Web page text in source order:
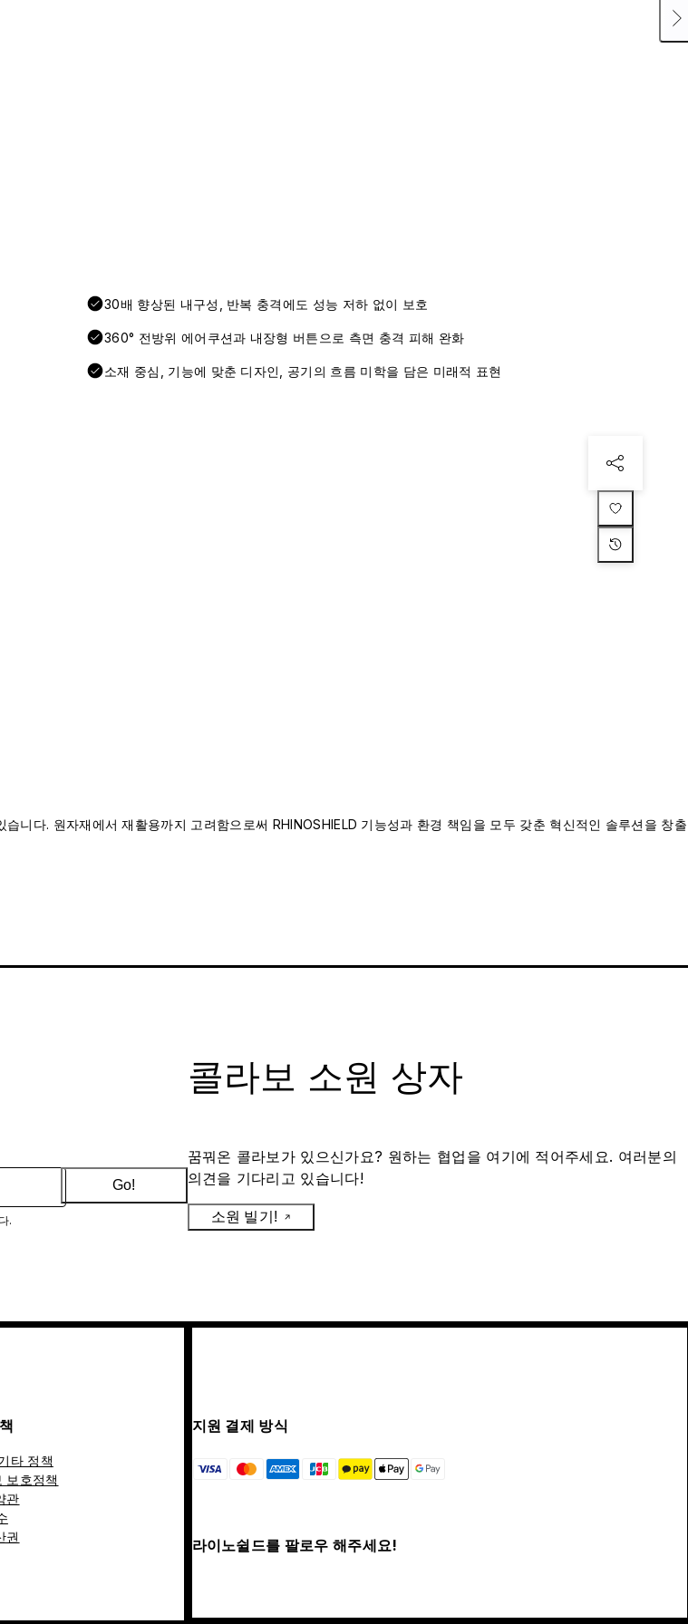
30배 향상된 내구성, 반복 충격에도 성능 저하 없이 보호
360° 전방위 에어쿠션과 내장형 버튼으로 측면 충격 피해 완화
소재 중심, 기능에 맞춘 디자인, 공기의 흐름 미학을 담은 미래적 표현
니다. 원자재에서 재활용까지 고려함으로써 RHINOSHIELD 기능성과 환경 책임을 모두 갖춘 혁신적인 솔루션을 창출
.
Go!
콜라보 소원 상자
꿈꿔온 콜라보가 있으신가요? 원하는 협업을 여기에 적어주세요. 여러분의
의견을 기다리고 있습니다!
소원 빌기!
타 정책
보호정책
관
권
지원 결제 방식
라이노쉴드를 팔로우 해주세요!